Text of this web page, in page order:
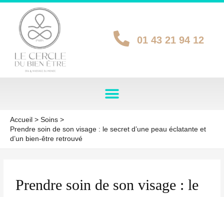
Aller
contenu
01 43 21 94 12
Accueil
Soins
Prendre soin de son visage : le secret d’une peau éclatante et
d’un bien-être retrouvé
Prendre soin de son visage : le